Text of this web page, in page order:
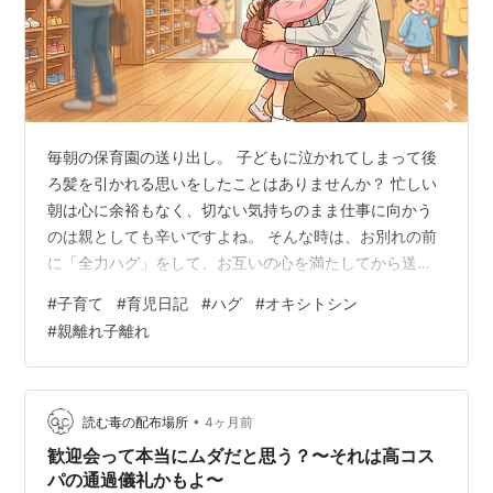
毎朝の保育園の送り出し。 子どもに泣かれてしまって後
ろ髪を引かれる思いをしたことはありませんか？ 忙しい
朝は心に余裕もなく、切ない気持ちのまま仕事に向かう
のは親としても辛いですよね。 そんな時は、お別れの前
に「全力ハグ」をして、お互いの心を満たしてから送り
る「5つの幸福」を提唱していますが、今回のテーマは
「人間関係の幸福」です。 人間関係の幸福と聞くと、人
脈が広いことなどをイメージするかもしれません。 しか
し、本当に大切なのは外側の繋がりではなく、家族のよ
うな「一番身近で大切な人との深い繋がり」にありま
す。 この記事では、以下のことがわかりま…
#子育て #育児日記 #ハグ #オキシトシン
#親離れ子離れ
読む毒の配布場所 • 4ヶ月前
歓迎会って本当にムダだと思う？〜それは高コス
パの通過儀礼かもよ〜